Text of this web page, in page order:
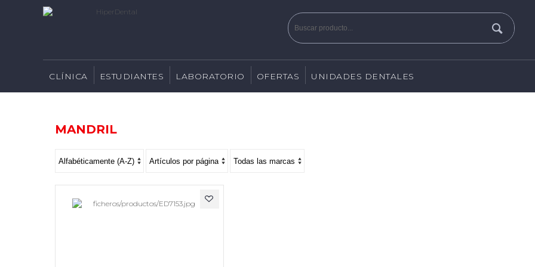
CLÍNICA ESTUDIANTES LABORATORIO OFERTAS UNIDADES DENTALES
MANDRIL